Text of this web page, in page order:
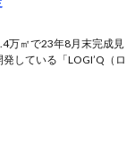
万㎡で23年8月末完成見
している「LOGI’Q（ロ